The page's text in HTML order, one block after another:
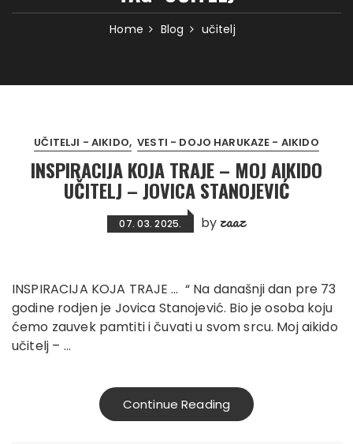
Home Blog učitelj
UČITELJI - AIKIDO VESTI - DOJO HARUKAZE - AIKIDO
INSPIRACIJA KOJA TRAJE – MOJ AIKIDO
UČITELJ – JOVICA STANOJEVIĆ
07. 03. 2025. by zaaz
INSPIRACIJA KOJA TRAJE … “ Na današnji dan pre 73
godine rodjen je Jovica Stanojević. Bio je osoba koju
ćemo zauvek pamtiti i čuvati u svom srcu. Moj aikido
učitelj – …
Continue Reading